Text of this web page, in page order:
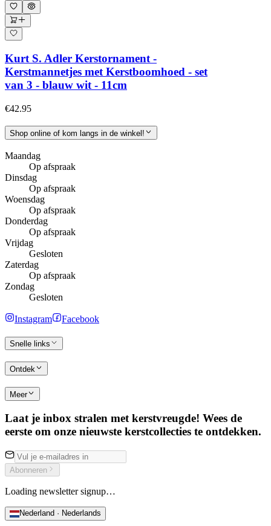
Kurt S. Adler Kerstornament -
Kerstmannetjes met Kerstboomhoed - set
van 3 - blauw wit - 11cm
€42.95
Shop online of kom langs in de winkel!
Maandag
Op afspraak
Dinsdag
Op afspraak
Woensdag
Op afspraak
Donderdag
Op afspraak
Vrijdag
Gesloten
Zaterdag
Op afspraak
Zondag
Gesloten
Instagram Facebook
Snelle links
Ontdek
Meer
Laat je inbox stralen met kerstvreugde! Wees de
eerste om onze nieuwste kerstcollecties te ontdekken.
Abonneren
Loading newsletter signup…
Nederland · Nederlands